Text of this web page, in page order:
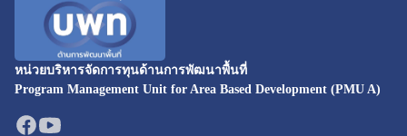
หน่วยบริหารจัดการทุนด้านการพัฒนาพื้นที่
Program Management Unit for Area Based Development (PMU A)